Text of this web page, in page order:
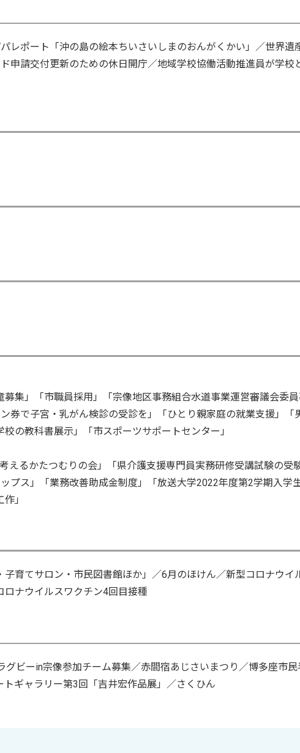
レポート「沖の島の絵本ちいさいしまのおんがくかい」／世界遺
申請交付更新のための休日開庁／地域学校協働活動推進員が学校
募集」「市職員採用」「宗像地区事務組合水道事業運営審議会委
券で子宮・乳がん検診の受診を」「ひとり親家庭の就業支援」「
の教科書展示」「市スポーツサポートセンター」
えるかたつむりの会」「県介護支援専門員実務研修受講試験の受
プス」「業務改善助成金制度」「放送大学2022年度第2学期入学
」
育てサロン・市民図書館ほか」／6月のほけん／新型コロナウイ
ナウイルスワクチン4回目接種
グビーin宗像参加チーム募集／赤間宿あじさいまつり／博多座市民
ギャラリー第3回「吉井宏作品展」／さくひん